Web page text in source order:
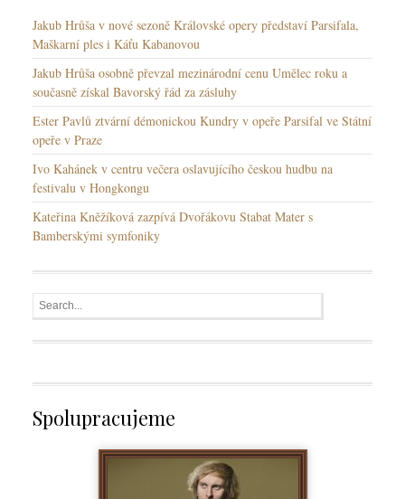
Jakub Hrůša v nové sezoně Královské opery představí Parsifala,
Maškarní ples i Káťu Kabanovou
Jakub Hrůša osobně převzal mezinárodní cenu Umělec roku a
současně získal Bavorský řád za zásluhy
Ester Pavlů ztvární démonickou Kundry v opeře Parsifal ve Státní
opeře v Praze
Ivo Kahánek v centru večera oslavujícího českou hudbu na
festivalu v Hongkongu
Kateřina Kněžíková zazpívá Dvořákovu Stabat Mater s
Bamberskými symfoniky
Spolupracujeme